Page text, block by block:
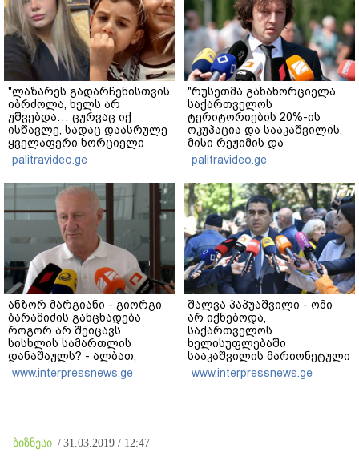
"ლაზარეს გადარჩენისთვის
იბრძოლა, ხელს არ
უშვებდა… ცურვაც იქ
ისწავლე, სადაც დაასრულე
ყველაფერი ხორციელი
ცხოვრებიდან" – რას წერს
ხობში დაღუპული დედა-
შვილის ახლობელი?
palitravideo.ge
"რუსეთმა განახორციელა
საქართველოს
ტერიტორიების 20%-ის
ოკუპაცია და სააკაშვილის,
მისი რეჟიმის და
"ნაცმოძრაობის" ღალატი
ვერანაირად ვერ
გადაფარავს ამ
დანაშაულს" - ირაკლი
კობახიძე
palitravideo.ge
ანზორ მარგიანი - გიორგი
ბარამიძის განცხადება
როგორ არ შეიცავს
სისხლის სამართლის
დანაშაულს? - ალბათ,
დავალება ჰქონდა
ვიღაცისგან, თორემ როგორ
www.interpressnews.ge
შალვა პაპუაშვილი - ომი
არ იქნებოდა,
საქართველოს
ხელისუფლებაში
სააკაშვილის მარიონეტული
რეჟიმის ნაცვლად
„ქართული ოცნების“
www.interpressnews.ge
ბიზნესი / 31.03.2019 / 12:47